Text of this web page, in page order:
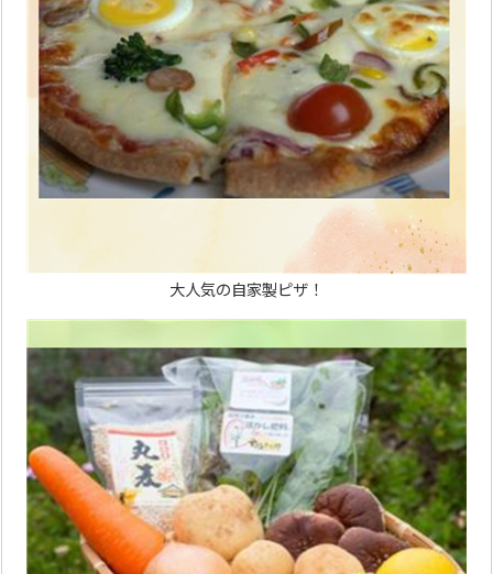
大人気の自家製ピザ！